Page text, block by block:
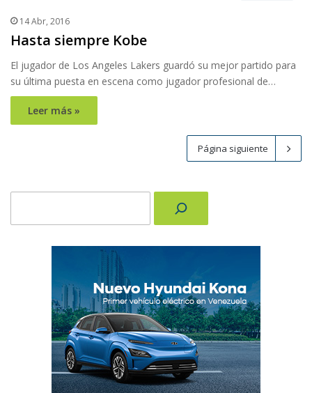
14 Abr, 2016
Hasta siempre Kobe
El jugador de Los Angeles Lakers guardó su mejor partido para
su última puesta en escena como jugador profesional de…
Leer más »
Página siguiente